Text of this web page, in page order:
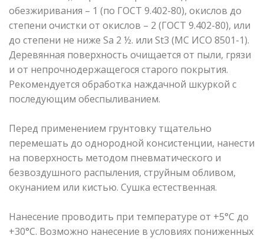
обезжиривания – 1 (по ГОСТ 9.402-80), окислов до
степени очистки от окислов – 2 (ГОСТ 9.402-80), или
до степени не ниже Sa 2 ½. или St3 (МС ИСО 8501-1).
Деревянная поверхность очищается от пыли, грязи
и от непрочнодержащегося старого покрытия.
Рекомендуется обработка наждачной шкуркой с
последующим обеспыливанием.
Перед применением грунтовку тщательно
перемешать до однородной консистенции, нанести
на поверхность методом пневматического и
безвоздушного распыления, струйным обливом,
окунанием или кистью. Сушка естественная.
Нанесение проводить при температуре от +5°С до
+30°С. Возможно нанесение в условиях пониженных